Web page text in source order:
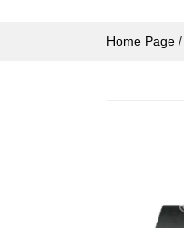
Home Page /